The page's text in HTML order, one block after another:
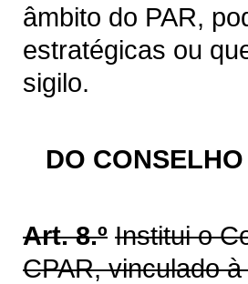
âmbito do PAR,
estratégicas ou
sigilo.
DO
Art. 8.º Institui o
CPAR, vinculado